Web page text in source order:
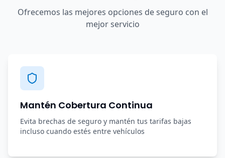
Ofrecemos las mejores opciones de seguro con el
mejor servicio
Mantén Cobertura Continua
Evita brechas de seguro y mantén tus tarifas bajas
incluso cuando estés entre vehículos